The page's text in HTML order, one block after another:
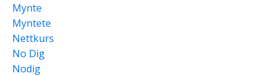
Mynte
Myntete
Nettkurs
No Dig
Nodig